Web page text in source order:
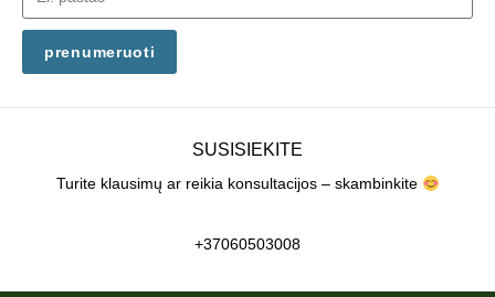
prenumeruoti
SUSISIEKITE
Turite klausimų ar reikia konsultacijos – skambinkite
+37060503008